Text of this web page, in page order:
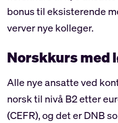
bonus til eksisterende
verver nye kolleger.
Norskkurs med
Alle nye ansatte ved
norsk til nivå B2 etter
(CEFR), og det er DNB